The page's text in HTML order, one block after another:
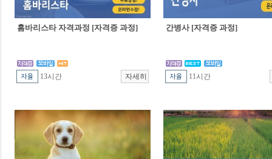
홈바리스타 자격과정 [자격증 과정]
13시간
간병사 [자격증 과정]
11시간